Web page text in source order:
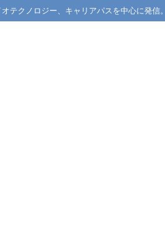
テクノロジー、キャリアパスを中心に発信。